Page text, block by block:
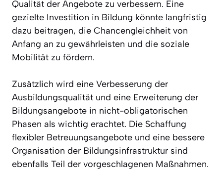
Qualität der Angebote zu verbessern. Eine
gezielte Investition in Bildung könnte langfristig
dazu beitragen, die Chancengleichheit von
Anfang an zu gewährleisten und die soziale
Mobilität zu fördern.
Zusätzlich wird eine Verbesserung der
Ausbildungsqualität und eine Erweiterung der
Bildungsangebote in nicht-obligatorischen
Phasen als wichtig erachtet. Die Schaffung
flexibler Betreuungsangebote und eine bessere
Organisation der Bildungsinfrastruktur sind
ebenfalls Teil der vorgeschlagenen Maßnahmen.